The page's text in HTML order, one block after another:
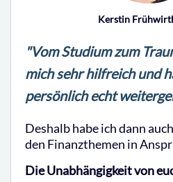
Kerstin
"Vom Studium zum
mich sehr hilfreich und
persönlich echt
Deshalb habe ich dann
den Finanzthemen in
Die Unabhängigkeit von